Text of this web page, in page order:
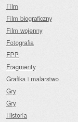
Film
Film biograficzny
Film wojenny
Fotografia
FPP
Fragmenty
Grafika i malarstwo
Gry
Gry
Historia